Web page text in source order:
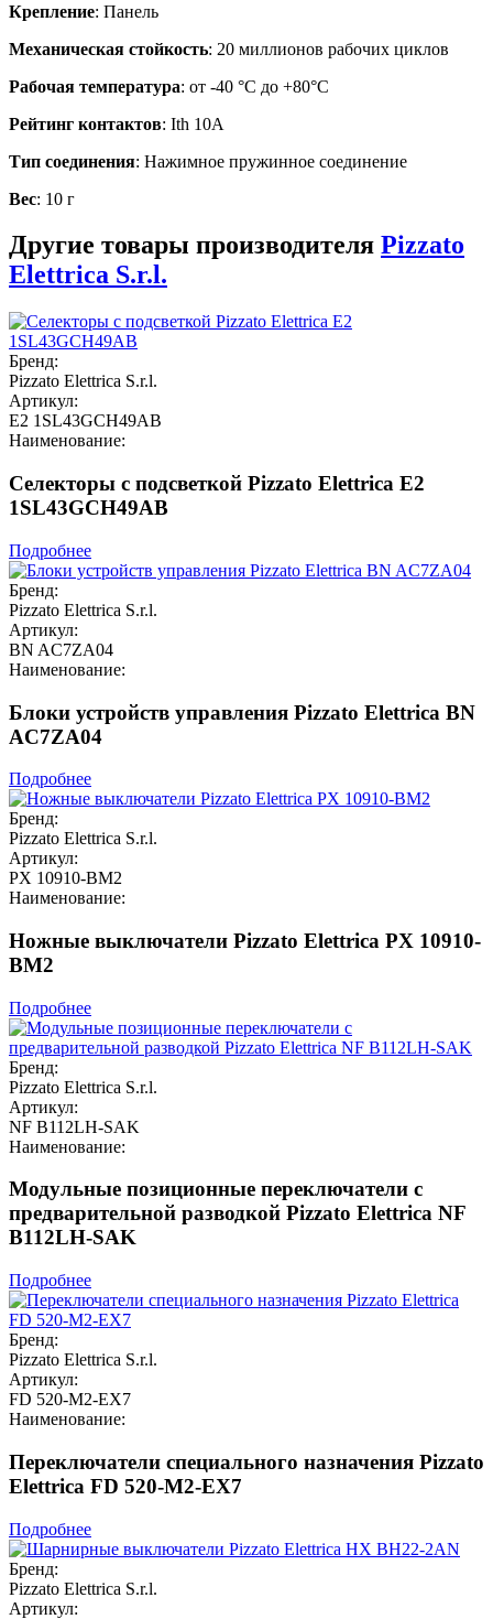
Крепление: Панель
Механическая стойкость: 20 миллионов рабочих циклов
Рабочая температура: от -40 °C до +80°C
Рейтинг контактов: Ith 10A
Тип соединения: Нажимное пружинное соединение
Вес: 10 г
Другие товары производителя Pizzato
Elettrica S.r.l.
Бренд:
Pizzato Elettrica S.r.l.
Артикул:
E2 1SL43GCH49AB
Наименование:
Селекторы с подсветкой Pizzato Elettrica E2
1SL43GCH49AB
Подробнее
Бренд:
Pizzato Elettrica S.r.l.
Артикул:
BN AC7ZA04
Наименование:
Блоки устройств управления Pizzato Elettrica BN
AC7ZA04
Подробнее
Бренд:
Pizzato Elettrica S.r.l.
Артикул:
PX 10910-BM2
Наименование:
Ножные выключатели Pizzato Elettrica PX 10910-
BM2
Подробнее
Бренд:
Pizzato Elettrica S.r.l.
Артикул:
NF B112LH-SAK
Наименование:
Модульные позиционные переключатели с
предварительной разводкой Pizzato Elettrica NF
B112LH-SAK
Подробнее
Бренд:
Pizzato Elettrica S.r.l.
Артикул:
FD 520-M2-EX7
Наименование:
Переключатели специального назначения Pizzato
Elettrica FD 520-M2-EX7
Подробнее
Бренд:
Pizzato Elettrica S.r.l.
Артикул: